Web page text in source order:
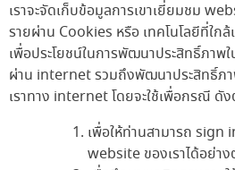
เราจะจัดเก็บข้อมูลการเขาเยี่ยมชม
รายผ่าน Cookies หรือ เทคโนโลยีที่ใกล้
เพื่อประโยชน์ในการพัฒนาประสิทธิ์ภาพใ
ผ่าน internet รวมถึงพัฒนาประสิทธิ์ภา
เราทาง internet โดยจะใช้เพื่อกรณี ดั
เพื่อให้ท่านสามารถ
website ของเราได้อย่าง